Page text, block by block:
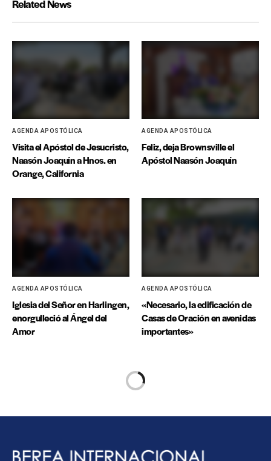
AGENDA APOSTÓLICA
Visita el Apóstol de Jesucristo,
Naasón Joaquín a Hnos. en
AGENDA APOSTÓLICA
Feliz, deja Brownsville el
AGENDA APOSTÓLICA
Iglesia del Señor en Harlingen,
enorgulleció al Ángel del
AGENDA APOSTÓLICA
«Necesario, la edificación de
Casas de Oración en avenidas